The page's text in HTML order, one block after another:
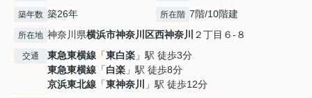
築年数 築26年 所在階 7階/10階建
所在地 神奈川県横浜市神奈川区西神奈川 ２丁目６-８
交通 東急東横線 「東白楽 」駅 徒歩3分
東急東横線 「白楽 」駅 徒歩8分
京浜東北線 「東神奈川 」駅 徒歩12分